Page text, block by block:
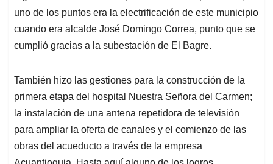
uno de los puntos era la electrificación de este municipio
cuando era alcalde José Domingo Correa, punto que se
cumplió gracias a la subestación de El Bagre.
También hizo las gestiones para la construcción de la
primera etapa del hospital Nuestra Señora del Carmen;
la instalación de una antena repetidora de televisión
para ampliar la oferta de canales y el comienzo de las
obras del acueducto a través de la empresa